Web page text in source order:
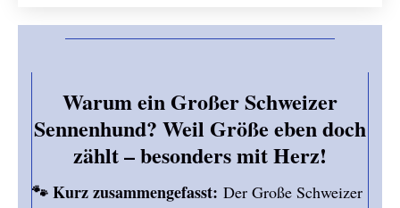
Warum ein Großer Schweizer
Sennenhund? Weil Größe eben doch
zählt – besonders mit Herz!
🐾 Kurz zusammengefasst: Der Große Schweizer